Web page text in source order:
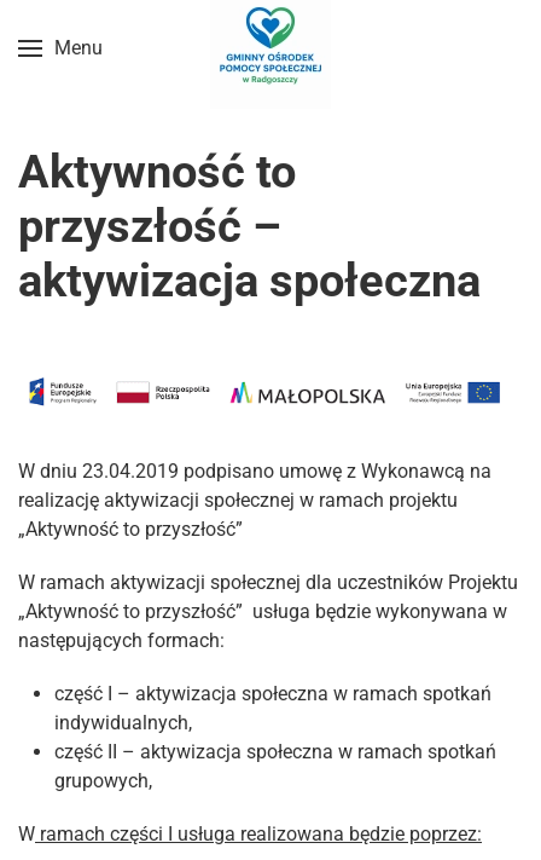
Przejdź do treści głównej
Menu
Aktywność to
przyszłość –
aktywizacja społeczna
W dniu 23.04.2019 podpisano umowę z Wykonawcą na
realizację aktywizacji społecznej w ramach projektu
„Aktywność to przyszłość”
W ramach aktywizacji społecznej dla uczestników Projektu
„Aktywność to przyszłość” usługa będzie wykonywana w
następujących formach:
część I – aktywizacja społeczna w ramach spotkań
indywidualnych,
część II – aktywizacja społeczna w ramach spotkań
grupowych,
W ramach części I usługa realizowana będzie poprzez: